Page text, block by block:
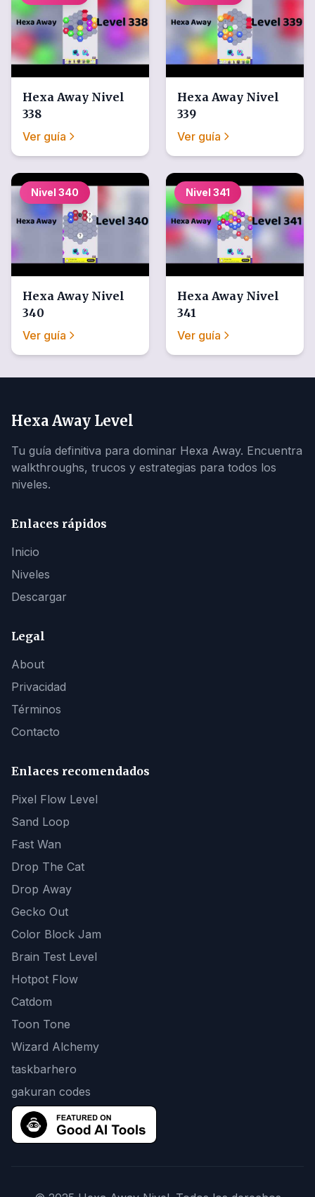
Hexa Away Nivel
338
Ver guía
Hexa Away Nivel
339
Ver guía
Nivel 340
Hexa Away Nivel
340
Ver guía
Nivel 341
Hexa Away Nivel
341
Ver guía
Hexa Away Level
Tu guía definitiva para dominar Hexa Away. Encuentra
walkthroughs, trucos y estrategias para todos los
niveles.
Enlaces rápidos
Inicio
Niveles
Descargar
Legal
About
Privacidad
Términos
Contacto
Enlaces recomendados
Pixel Flow Level
Sand Loop
Fast Wan
Drop The Cat
Drop Away
Gecko Out
Color Block Jam
Brain Test Level
Hotpot Flow
Catdom
Toon Tone
Wizard Alchemy
taskbarhero
gakuran codes